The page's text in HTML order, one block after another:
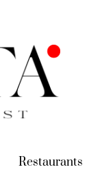
(current)
Restaurants